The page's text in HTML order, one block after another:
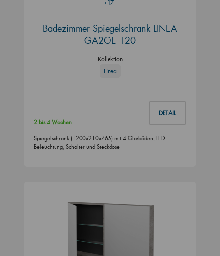
+17
Badezimmer Spiegelschrank LINEA
GA2OE 120
Kollektion
Linea
DETAIL
2 bis 4 Wochen
Spiegelschrank (1200x210x765) mit 4 Glasböden, LED-
Beleuchtung, Schalter und Steckdose